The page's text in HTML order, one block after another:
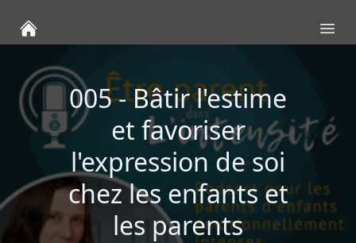
005 - Bâtir l'estime
et favoriser
l'expression de soi
chez les enfants et
les parents